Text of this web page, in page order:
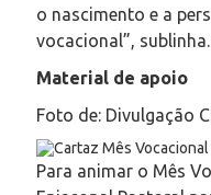
o nascimento e a
vocacional”, sublinha.
Material de apoio
Foto de: Divulgação
Para animar o Mês